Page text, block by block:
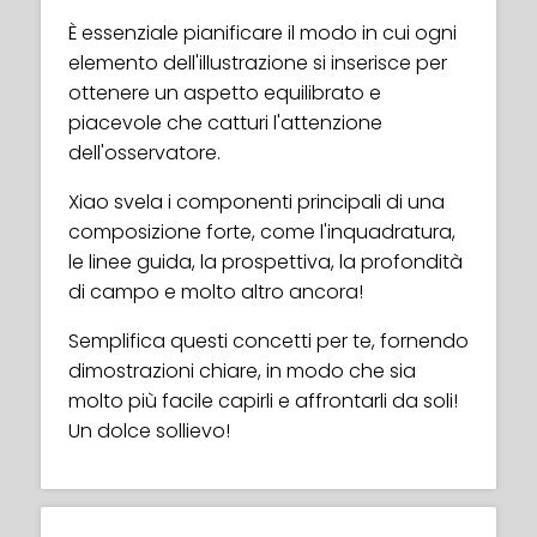
teoria di base dei colori, facile da capire e
da applicare alle tue opere d'arte!
L'autrice approfondisce anche il
significato culturale dei colori, cosa
su come scegliere i colori per le tue
illustrazioni e come utilizzarli con gusto.
È essenziale pianificare il modo in cui ogni
elemento dell'illustrazione si inserisce per
ottenere un aspetto equilibrato e
piacevole che catturi l'attenzione
dell'osservatore.
Xiao svela i componenti principali di una
composizione forte, come l'inquadratura,
le linee guida, la prospettiva, la profondità
di campo e molto altro ancora!
Semplifica questi concetti per te, fornendo
dimostrazioni chiare, in modo che sia
molto più facile capirli e affrontarli da soli!
Un dolce sollievo!